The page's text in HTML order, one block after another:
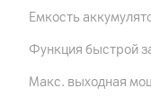
Емкость
Функция быстрой
Макс. выходная